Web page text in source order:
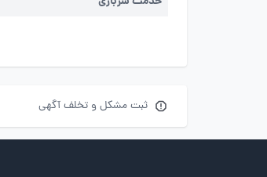
ثبت مشکل و تخلف آگهی